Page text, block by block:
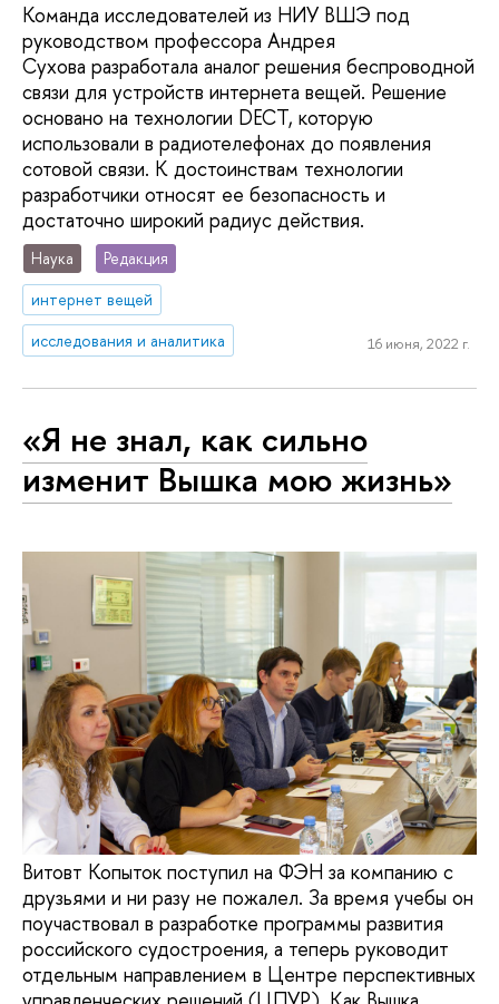
Команда исследователей из НИУ ВШЭ под
руководством профессора Андрея
Сухова разработала аналог решения беспроводной
связи для устройств интернета вещей. Решение
основано на технологии DECT, которую
использовали в радиотелефонах до появления
сотовой связи. К достоинствам технологии
разработчики относят ее безопасность и
достаточно широкий радиус действия.
Наука
Редакция
интернет вещей
исследования и аналитика
16 июня, 2022 г.
«Я не знал, как сильно
изменит Вышка мою жизнь»
Витовт Копыток поступил на ФЭН за компанию с
друзьями и ни разу не пожалел. За время учебы он
поучаствовал в разработке программы развития
российского судостроения, а теперь руководит
отдельным направлением в Центре перспективных